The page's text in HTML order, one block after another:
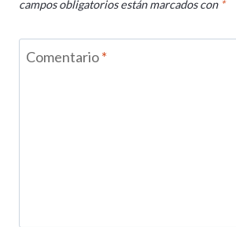
campos obligatorios están marcados con *
Comentario*